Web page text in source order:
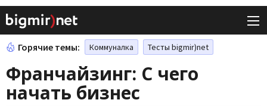
Горячие темы: Коммуналка Тесты bigmir)net
Франчайзинг: С чего
начать бизнес